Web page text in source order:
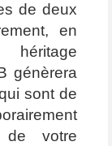
de deux
en
génèrera
sont de
de votre